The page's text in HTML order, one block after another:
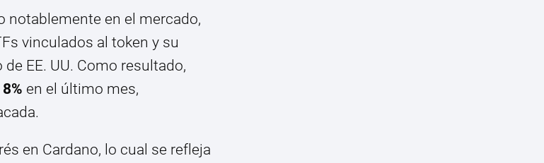
notablemente en el mercado,
vinculados al token y su
EE. UU. Como resultado,
8% en el último mes,
en Cardano, lo cual se refleja